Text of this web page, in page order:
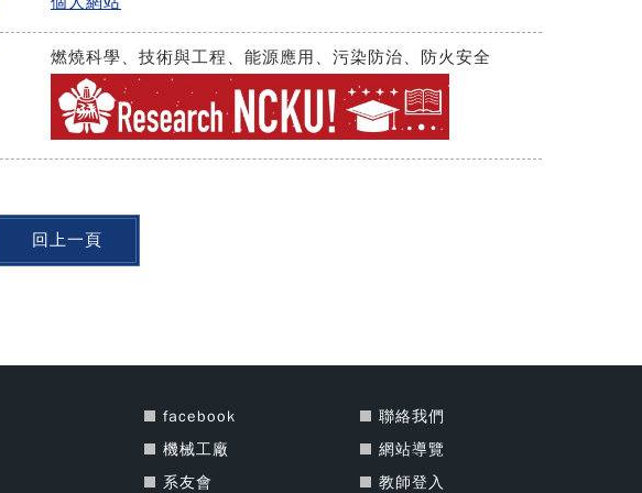
燃燒科學、技術與工程、能源應用、污染防治、防火安全
回上一頁
facebook
機械工廠
系友會
聯絡我們
網站導覽
教師登入